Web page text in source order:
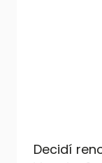
Decidí